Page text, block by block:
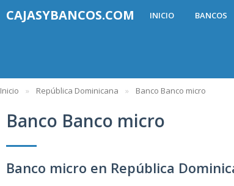
CAJASYBANCOS.COM INICIO BANCOS
Inicio República Dominicana Banco Banco micro
Banco Banco micro
Banco micro en República